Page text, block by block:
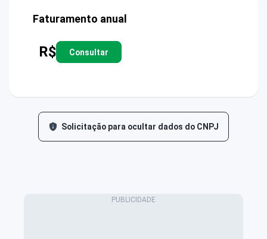
Faturamento anual
R$ Consultar
Solicitação para ocultar dados do CNPJ